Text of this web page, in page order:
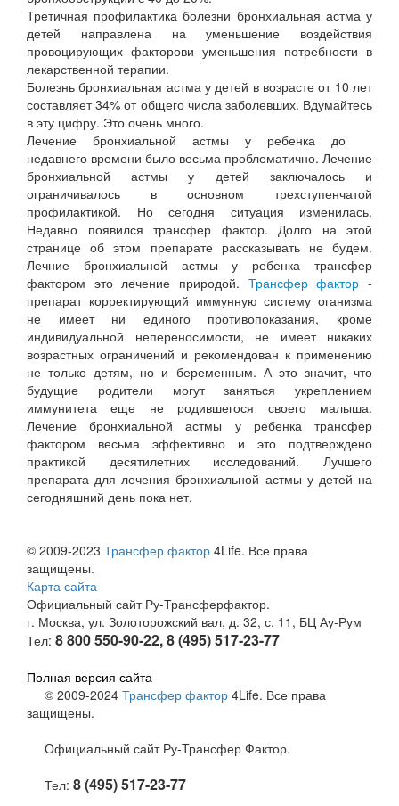
Третичная профилактика болезни бронхиальная астма у
детей направлена на уменьшение воздействия
провоцирующих факторови уменьшения потребности в
лекарственной терапии.
Болезнь бронхиальная астма у детей в возрасте от 10 лет
составляет 34% от общего числа заболевших. Вдумайтесь
в эту цифру. Это очень много.
Лечение бронхиальной астмы у ребенка до
недавнего времени было весьма проблематично. Лечение
бронхиальной астмы у детей заключалось и
ограничивалось в основном трехступенчатой
профилактикой. Но сегодня ситуация изменилась.
Недавно появился трансфер фактор. Долго на этой
странице об этом препарате рассказывать не будем.
Лечние бронхиальной астмы у ребенка трансфер
фактором это лечение природой. Трансфер фактор -
препарат корректирующий иммунную систему оганизма
не имеет ни единого противопоказания, кроме
индивидуальной непереносимости, не имеет никаких
возрастных ограничений и рекомендован к применению
не только детям, но и беременным. А это значит, что
будущие родители могут заняться укреплением
иммунитета еще не родившегося своего малыша.
Лечение бронхиальной астмы у ребенка трансфер
фактором весьма эффективно и это подтверждено
практикой десятилетних исследований. Лучшего
препарата для лечения бронхиальной астмы у детей на
сегодняшний день пока нет.
© 2009-2023 Трансфер фактор 4Life. Все права
защищены.
Карта сайта
Официальный сайт Ру-Трансферфактор.
г. Москва, ул. Золоторожский вал, д. 32, с. 11, БЦ Ау-Рум
Тел: 8 800 550-90-22, 8 (495) 517-23-77
Полная версия сайта
© 2009-2024 Трансфер фактор 4Life. Все права
защищены.
Официальный сайт Ру-Трансфер Фактор.
Тел: 8 (495) 517-23-77